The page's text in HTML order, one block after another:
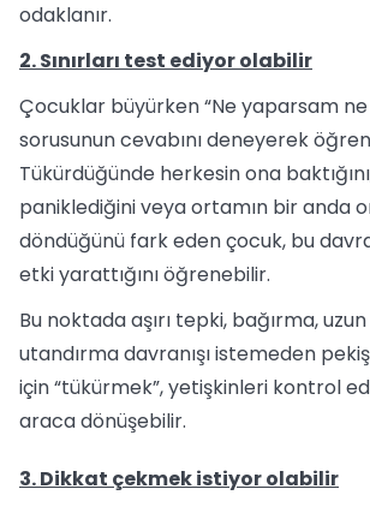
odaklanır.
2. Sınırları test ediyor olabilir
Çocuklar büyürken “Ne yaparsam ne
sorusunun cevabını deneyerek
Tükürdüğünde herkesin ona
paniklediğini veya ortamın bir anda
döndüğünü fark eden çocuk, bu
etki yarattığını öğrenebilir.
Bu noktada aşırı tepki, bağırma,
utandırma davranışı istemeden
için “tükürmek”, yetişkinleri kontrol
araca dönüşebilir.
3. Dikkat çekmek istiyor olabilir